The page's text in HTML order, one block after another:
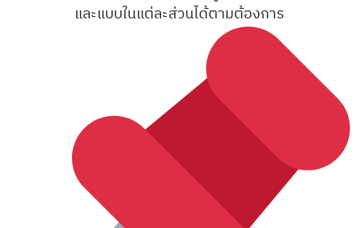
และแบบในแต่ละส่วนได้ตามต้องการ